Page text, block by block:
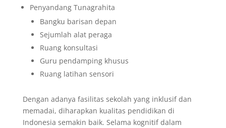
Penyandang Tunagrahita
Bangku barisan depan
Sejumlah alat peraga
Ruang konsultasi
Guru pendamping khusus
Ruang latihan sensori
Dengan adanya fasilitas sekolah yang inklusif dan
memadai, diharapkan kualitas pendidikan di
Indonesia semakin baik. Selama kognitif dalam